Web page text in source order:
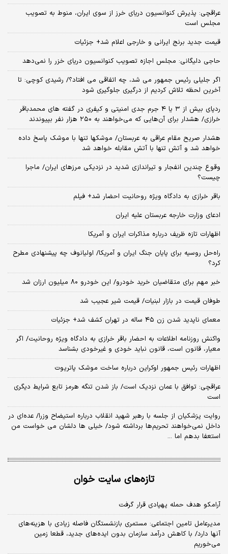
عراقچی: پذیرش کنوانسیون دریای خرز از سوی ایران، منوط به تصویب
مجلس است
قیمت جدید برنج ایرانی و خارجی اعلام شد+ جزئیات
حاجی دلیگانی: مجلس اجازه تصویب کنوانسیون دریای خزر را نمی‌دهد
اگر جلیلی رئیس جمهور می شد، چه اتفاقی می افتاد؟/ رشیدی کوچی: تا
آخرین لحظه تلاش کردیم از درگیری جلوگیری شود
ردپای بیش از ۳ یا ۴ جرم جدی امنیتی و کیفری در گفته های محمدباقر
خرازی/ هشدار برای آن‌هایی که می‌خواهند به ۲۵۰ هزار نفر بپیوندند
هشدار صریح مقام عراقی به عربستان/ موشکها تنها با موشک پاسخ داده
خواهد شد و آتش تنها با آتش مقابله خواهد شد
وقوع چندین انفجار و تیراندازی شدید در نزدیکی مرز‌های ایران/ ماجرا
چیست؟
باقر خرازی به دادگاه ویژه روحانیت احضار شد+ فیلم
ادعای وزارت خارجه عربستان علیه ایران
اظهارات تازه ظریف درباره مذاکرات ایران و آمریکا
راه‌حل روسیه برای پایان جنگ ایران و آمریکا/ اولیانوف چه پیشنهادی مطرح
کرد؟
خبر مهم برای متقاضیان خرید خودرو/ این خودرو ۸۰ میلیون ارزان شد
طوفان قیمت در بازار لبنیات/ قیمت شیر عجیب شد
معمای ناپدید شدن زن ۴۵ ساله در تهران کشف شد+ جزئیات
واکنش روزنامه اطلاعات به احضار باقر خرازی به دادگاه ویژه روحانیت/ اگر
معیار، قانون است، قانون نباید خودی و غیرخودی بشناسد
اظهارات رئیس جمهور اوکراین درباره ساخت موشک پاتریوت
عراقچی: توافق با عمان نزدیک است/ باز شدن تنگه هرمز تابع شرایط دیگری
است
روایت پزشکیان از جلسه با رهبر شهید انقلاب درباره استیضاح وزرا/ عده‌ای در
داخل نمی‌خواهند تحریم‌ها برداشته شود/ خیلی ها دلشان می خواست من
استعفا بدهم اما ...
تازه‌های سایت خوان
آرامکو هدف حمله پهپادی قرار گرفت
مدیرعامل تامین اجتماعی: مستمری بازنشستگان فاصله زیادی با هزینه‌های
آنها دارد/ با کاهش درآمد سازمان بدون ایده‌های جدید، قطعا زمین
می‌خوریم